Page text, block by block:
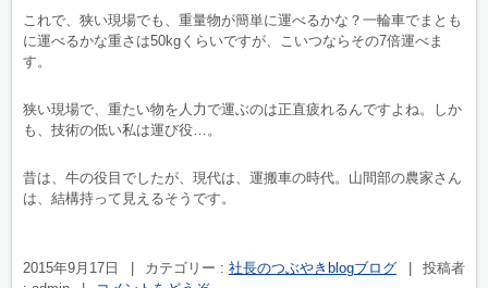
これで、狭い現場でも、重量物が簡単に運べるかな？一輪車でまとも
に運べるかな重さは50kgくらいですが、こいつならその7倍運べま
す。
狭い現場で、重たい物を人力で運ぶのは正直疲れるんですよね。しか
も、技術の低い私は運び役…。
昔は、牛の役目でしたが、現代は、運搬車の時代。山間部の農家さん
は、結構持って見えるそうです。
2015年9月17日 カテゴリー : 社長のつぶやきblogブログ
投稿者